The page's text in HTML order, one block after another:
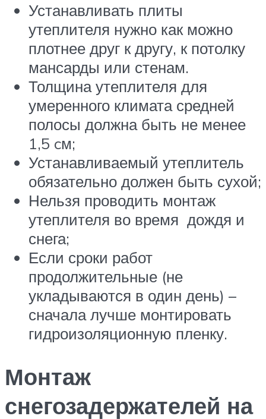
Устанавливать плиты
утеплителя нужно как можно
плотнее друг к другу, к потолку
мансарды или стенам.
Толщина утеплителя для
умеренного климата средней
полосы должна быть не менее
1,5 cм;
Устанавливаемый утеплитель
обязательно должен быть сухой;
Нельзя проводить монтаж
утеплителя во время дождя и
снега;
Если сроки работ
продолжительные (не
укладываются в один день) –
сначала лучше монтировать
гидроизоляционную пленку.
Монтаж
снегозадержателей на